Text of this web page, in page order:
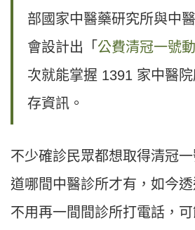
部國家中醫藥研究所與中
會設計出「 公費清冠一號
次就能掌握 1391 家中醫
存資訊。
不少確診民眾都想取得清冠
道哪間中醫診所才有，如今
不用再一間間診所打電話，